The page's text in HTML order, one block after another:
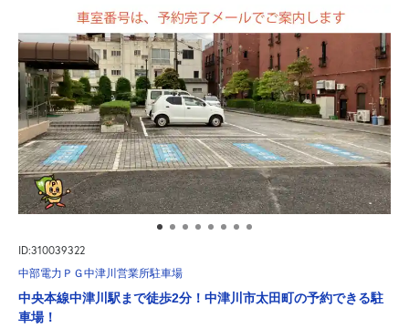
ID:310039322
中部電力ＰＧ中津川営業所駐車場
中央本線中津川駅まで徒歩2分！中津川市太田町の予約できる駐
車場！